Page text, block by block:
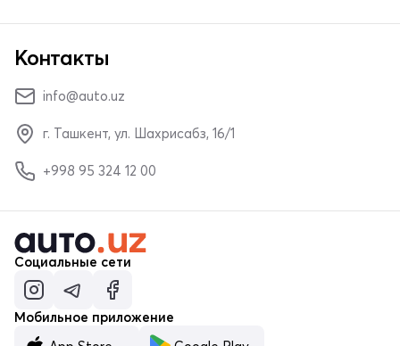
Контакты
info@auto.uz
г. Ташкент, ул. Шахрисабз, 16/1
+998 95 324 12 00
Социальные сети
Мобильное приложение